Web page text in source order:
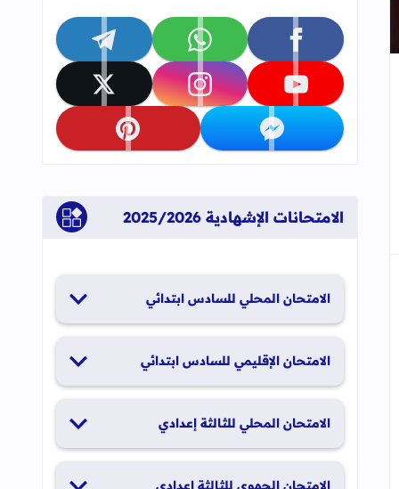
العلامات المرجعية
تابعنا على facebook تابعنا على whatsapp تابعنا على telegram
تابعنا على youtube تابعنا على instagram تابعنا على x
تابعنا على messenger تابعنا على pinterest
الامتحانات الإشهادية 2025/2026
الامتحان المحلي للسادس ابتدائي
الامتحان الإقليمي للسادس ابتدائي
الامتحان المحلي للثالثة إعدادي
الامتحان الجهوي للثالثة إعدادي